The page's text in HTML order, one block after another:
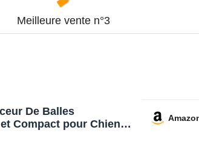
Meilleure vente n°3
De Balles
Compact pour Chien